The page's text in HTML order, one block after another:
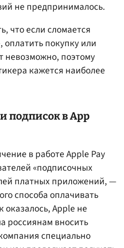
не предпринималось.
что если сломается
покупку или
невозможно, поэтому
кажется наиболее
подписок в App
в работе Apple Pay
«подписочных
платных приложений, —
способа оплачивать
оказалось, Apple не
россиянам вносить
специально